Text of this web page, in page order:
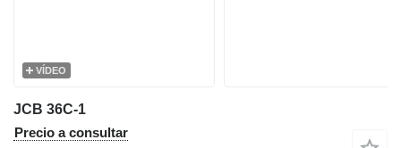
VÍDEO
JCB 36C-1
Precio a consultar